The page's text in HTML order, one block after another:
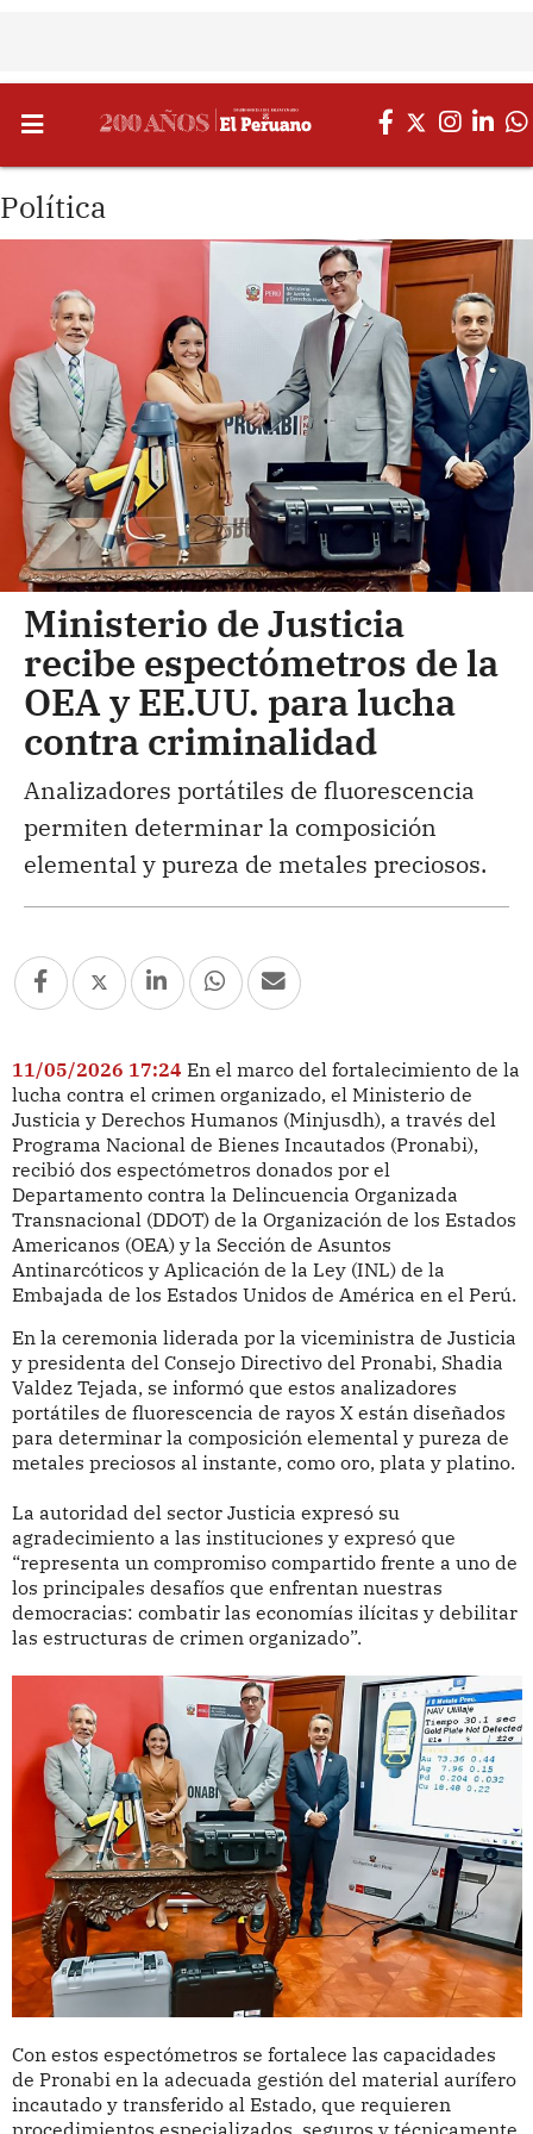
Política
Ministerio de Justicia
recibe espectómetros de la
OEA y EE.UU. para lucha
contra criminalidad
Analizadores portátiles de fluorescencia
permiten determinar la composición
elemental y pureza de metales preciosos.
11/05/2026 17:24 En el marco del fortalecimiento de la
lucha contra el crimen organizado, el Ministerio de
Justicia y Derechos Humanos (Minjusdh), a través del
Programa Nacional de Bienes Incautados (Pronabi),
recibió dos espectómetros donados por el
Departamento contra la Delincuencia Organizada
Transnacional (DDOT) de la Organización de los Estados
Americanos (OEA) y la Sección de Asuntos
Antinarcóticos y Aplicación de la Ley (INL) de la
Embajada de los Estados Unidos de América en el Perú.
En la ceremonia liderada por la viceministra de Justicia
y presidenta del Consejo Directivo del Pronabi, Shadia
Valdez Tejada, se informó que estos analizadores
portátiles de fluorescencia de rayos X están diseñados
para determinar la composición elemental y pureza de
metales preciosos al instante, como oro, plata y platino.
La autoridad del sector Justicia expresó su
agradecimiento a las instituciones y expresó que
“representa un compromiso compartido frente a uno de
los principales desafíos que enfrentan nuestras
democracias: combatir las economías ilícitas y debilitar
las estructuras de crimen organizado”.
Con estos espectómetros se fortalece las capacidades
de Pronabi en la adecuada gestión del material aurífero
incautado y transferido al Estado, que requieren
procedimientos especializados, seguros y técnicamente